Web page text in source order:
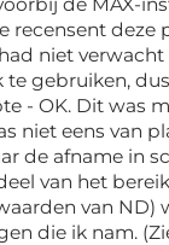
de MAX-
recensent deze
niet
te gebruiken,
- OK. Dit was
niet eens van
de afname in
van het
van ND)
die ik nam.